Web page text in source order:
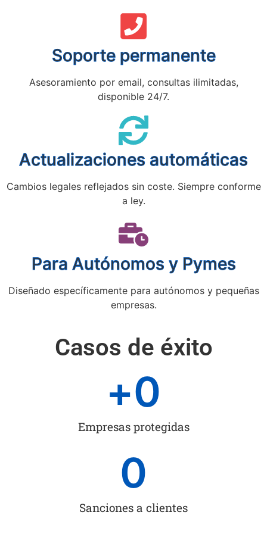
Soporte permanente
Asesoramiento por email, consultas ilimitadas,
disponible 24/7.
Actualizaciones automáticas
Cambios legales reflejados sin coste. Siempre conforme
a ley.
Para Autónomos y Pymes
Diseñado específicamente para autónomos y pequeñas
empresas.
Casos de éxito
Empresas protegidas
+0
Sanciones a clientes
0